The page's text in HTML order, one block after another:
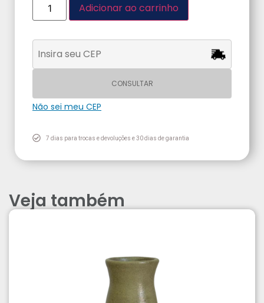
Adicionar ao carrinho
CONSULTAR
Não sei meu CEP
7 dias para trocas e devoluções e 30 dias de garantia
Veja também